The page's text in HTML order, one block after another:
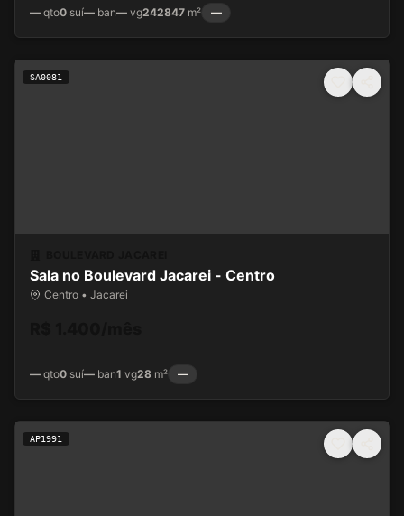
— qto0 suí— ban— vg242847 m² —
SA0081
Sala no Boulevard Jacarei - Centro
Centro • Jacarei
— qto0 suí— ban1 vg28 m² —
AP1991